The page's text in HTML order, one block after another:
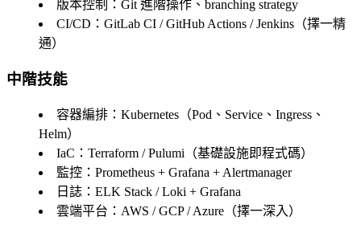
版本控制 ：Git 進階操作、branching strategy
CI/CD ：GitLab CI / GitHub Actions / Jenkins（擇一精
通）
中階技能
容器編排 ：Kubernetes（Pod、Service、Ingress、
Helm）
IaC ：Terraform / Pulumi（基礎設施即程式碼）
監控 ：Prometheus + Grafana + Alertmanager
日誌 ：ELK Stack / Loki + Grafana
雲端平台 ：AWS / GCP / Azure（擇一深入）